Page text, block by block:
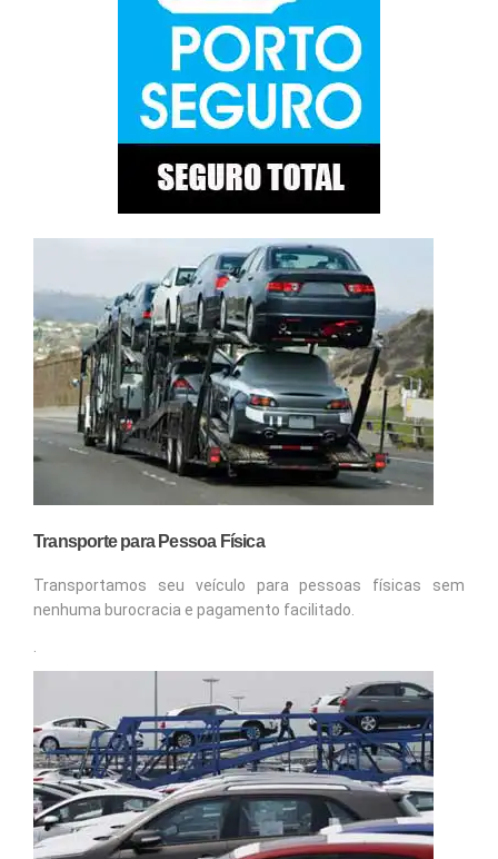
Transporte para Pessoa Física
Transportamos seu veículo para pessoas físicas sem
nenhuma burocracia e pagamento facilitado.